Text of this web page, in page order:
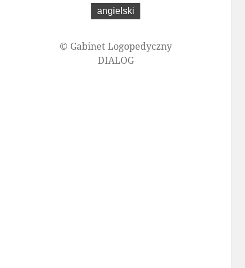
angielski
© Gabinet Logopedyczny
DIALOG